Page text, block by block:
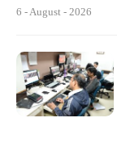
6 - August - 2026